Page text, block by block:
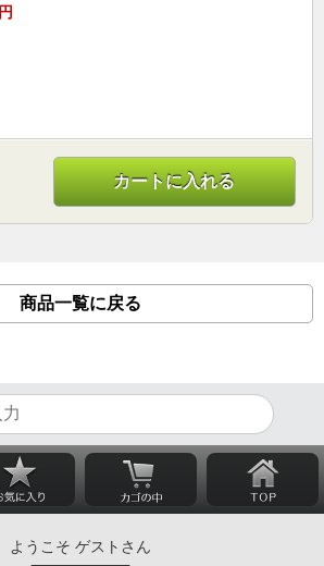
カートに入れる
商品一覧に戻る
ようこそ ゲストさん